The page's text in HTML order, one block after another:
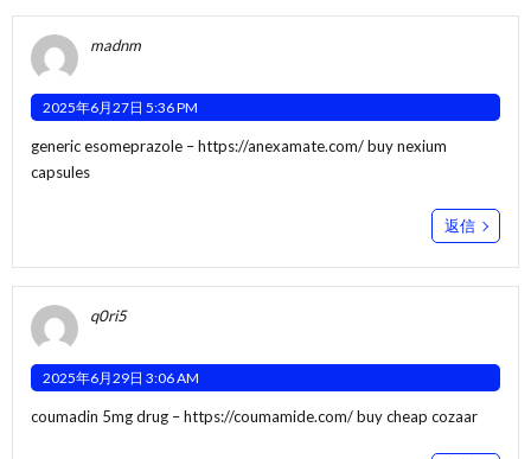
madnm
2025年6月27日 5:36 PM
generic esomeprazole –https://anexamate.com/buy nexium
capsules
返信
q0ri5
2025年6月29日 3:06 AM
coumadin 5mg drug –https://coumamide.com/buy cheap cozaar